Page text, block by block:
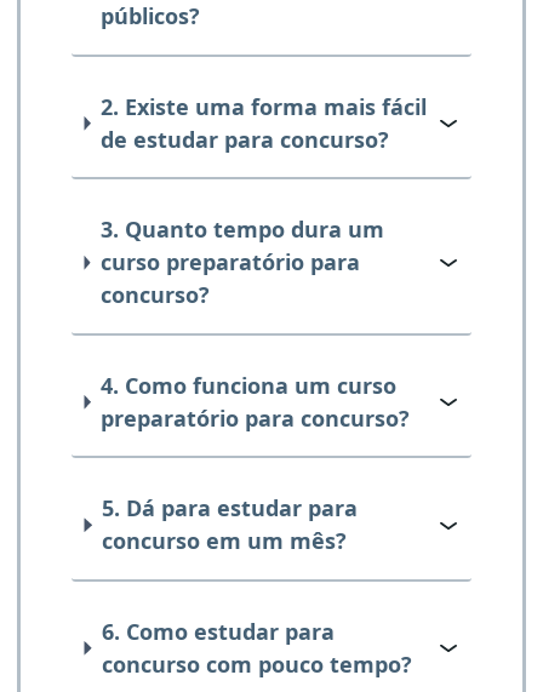
públicos?
2. Existe uma forma mais fácil
de estudar para concurso?
3. Quanto tempo dura um
curso preparatório para
concurso?
4. Como funciona um curso
preparatório para concurso?
5. Dá para estudar para
concurso em um mês?
6. Como estudar para
concurso com pouco tempo?